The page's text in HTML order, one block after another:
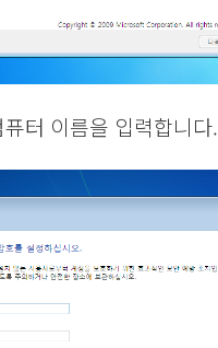
터 이름을 입력합니다.